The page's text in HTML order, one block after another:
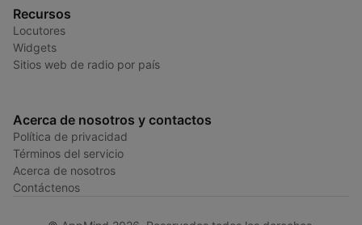
Recursos
Locutores
Widgets
Sitios web de radio por país
Acerca de nosotros y contactos
Política de privacidad
Términos del servicio
Acerca de nosotros
Contáctenos